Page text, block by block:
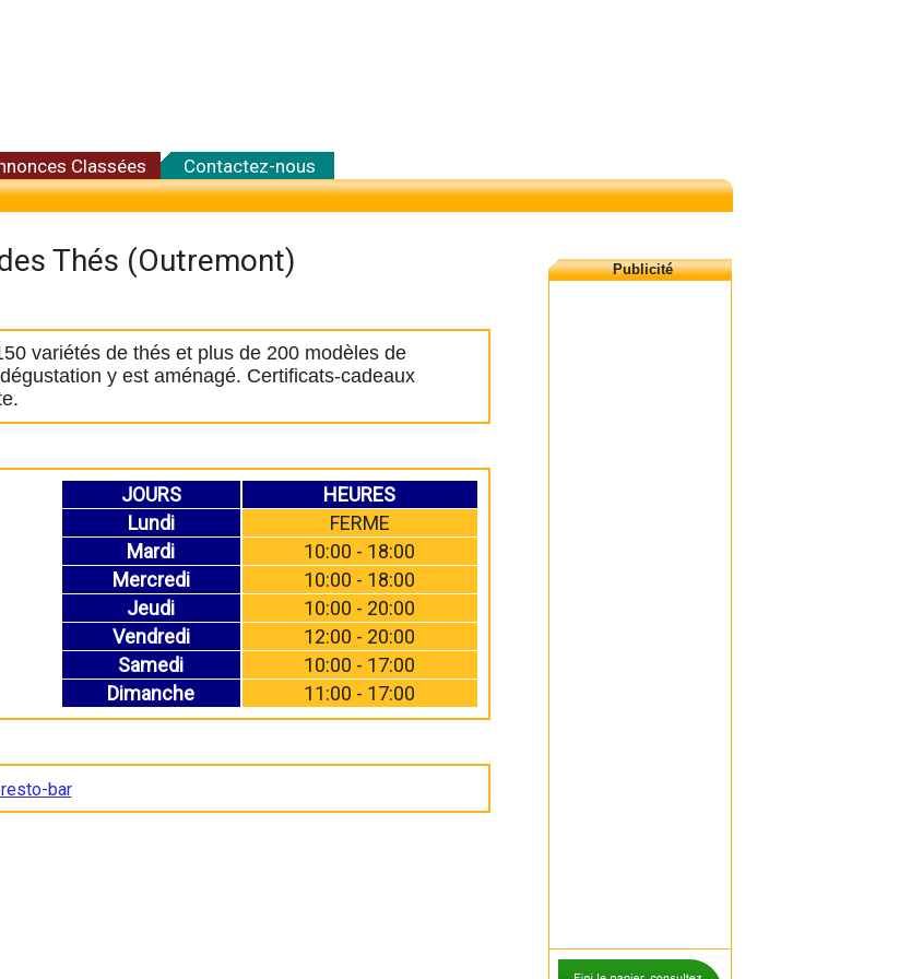
Classées Contactez-nous
Thés (Outremont)
variétés de thés et plus de 200 modèles de
y est aménagé. Certificats-cadeaux
JOURS
Lundi
Mardi
Mercredi
Jeudi
Vendredi
Samedi
Dimanche
HEURES
FERME
10:00 - 18:00
10:00 - 18:00
10:00 - 20:00
12:00 - 20:00
10:00 - 17:00
11:00 - 17:00
bar
Publicité